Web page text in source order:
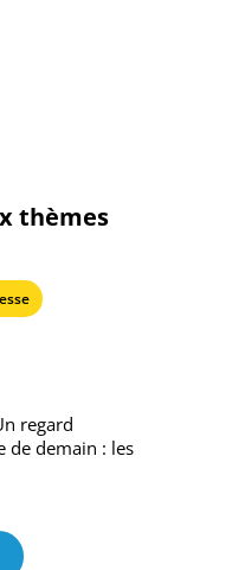
thèmes
regard
de demain : les